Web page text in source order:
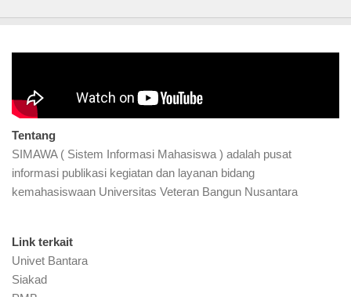
Tentang
SIMAWA ( Sistem Informasi Mahasiswa ) adalah pusat
informasi publikasi kegiatan dan layanan bidang
kemahasiswaan Universitas Veteran Bangun Nusantara
Link terkait
Univet Bantara
Siakad